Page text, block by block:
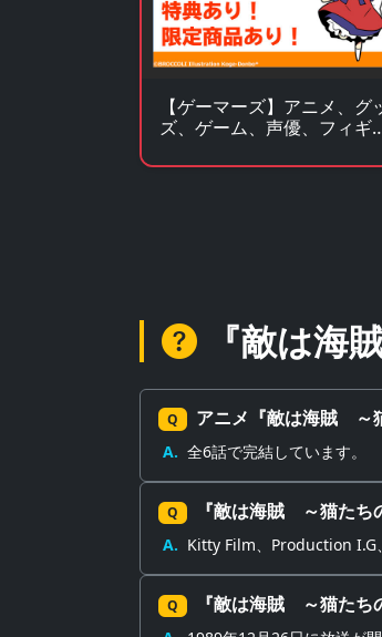
【ゲーマーズ】アニメ、グ
ズ、ゲーム、声優、フィギ
『敵は
Q アニメ『敵は海賊 ～
A. 全6話で完結しています。
Q 『敵は海賊 ～猫たち
A. Kitty Film、Production I.G
Q 『敵は海賊 ～猫たち